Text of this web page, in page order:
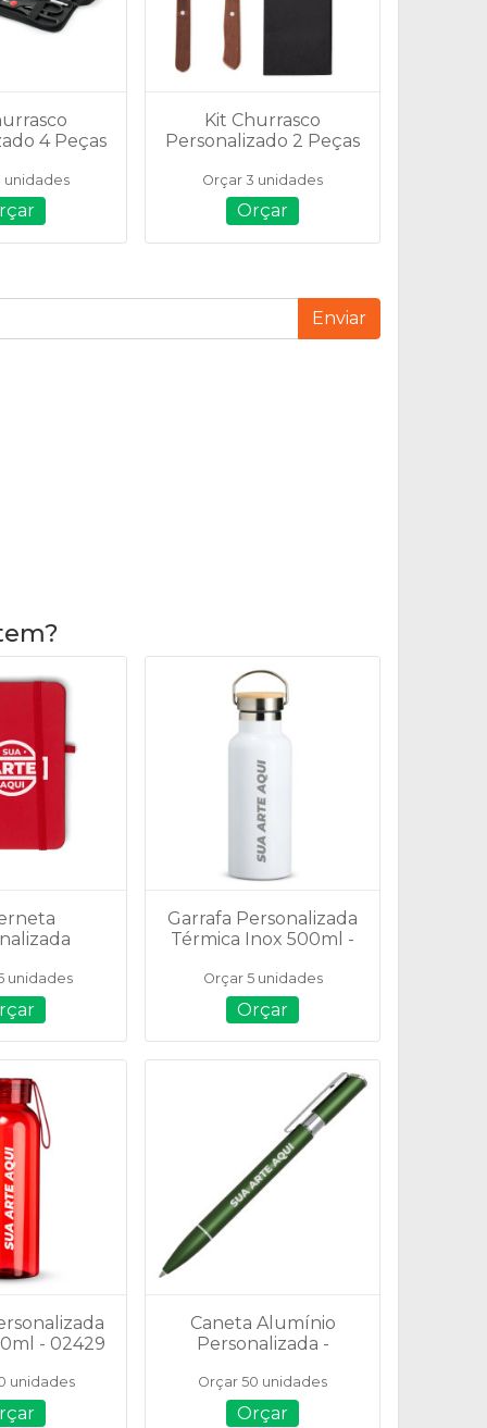
4 Peças
unidades
Kit Churrasco
Personalizado 2 Peças
Orçar 3 unidades
Orçar
Enviar
- 14091
unidades
Garrafa Personalizada
Térmica Inox 500ml -
Orçar 5 unidades
Orçar
- 02429
unidades
Caneta Alumínio
Personalizada -
Orçar 50 unidades
Orçar